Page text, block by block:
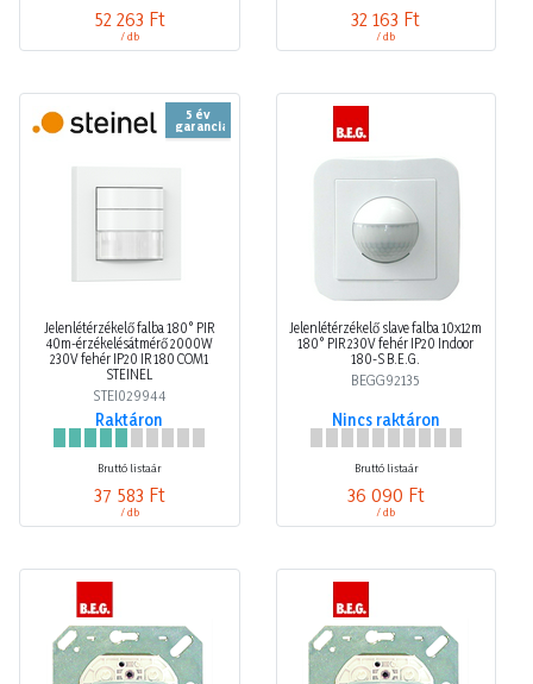
52 263 Ft
/ db
32 163 Ft
/ db
5 év
garancia
Jelenlétérzékelő falba 180° PIR
40m-érzékelésátmérő 2000W
230V fehér IP20 IR 180 COM1
STEINEL
STEI029944
Raktáron
Bruttó listaár
37 583 Ft
/ db
Jelenlétérzékelő slave falba 10x12m
180° PIR 230V fehér IP20 Indoor
180-S B.E.G.
BEGG92135
Nincs raktáron
Bruttó listaár
36 090 Ft
/ db